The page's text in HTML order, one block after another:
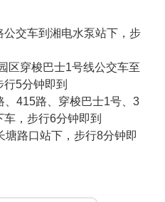
交车到湘电水泵站下，步
区穿梭巴士1号线公交车至
5分钟即到
415路、穿梭巴士1号、3
，步行6分钟即到
路口站下，步行8分钟即